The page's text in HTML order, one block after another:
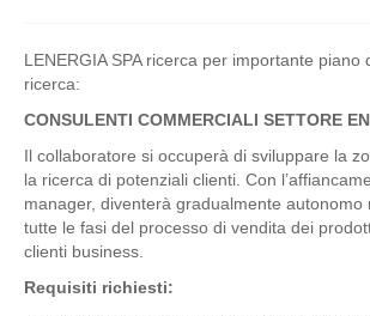
LENERGIA SPA ricerca per importante piano
ricerca:
CONSULENTI COMMERCIALI SETTORE
Il collaboratore si occuperà di sviluppare la
la ricerca di potenziali clienti. Con
manager, diventerà gradualmente autonomo
tutte le fasi del processo di vendita dei
clienti business.
Requisiti richiesti: